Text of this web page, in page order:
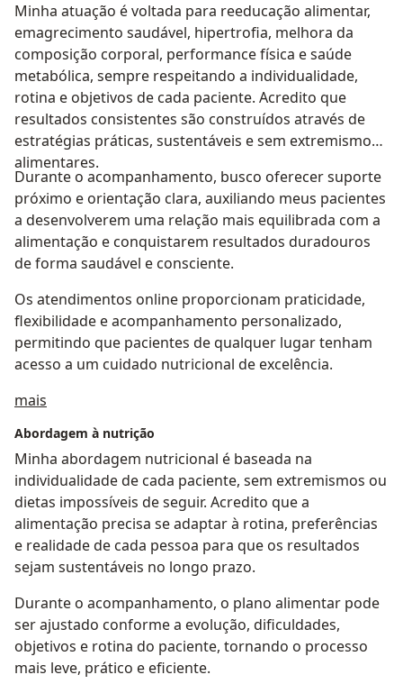
Minha atuação é voltada para reeducação alimentar,
emagrecimento saudável, hipertrofia, melhora da
composição corporal, performance física e saúde
metabólica, sempre respeitando a individualidade,
rotina e objetivos de cada paciente. Acredito que
resultados consistentes são construídos através de
estratégias práticas, sustentáveis e sem extremismos
alimentares.
Durante o acompanhamento, busco oferecer suporte
próximo e orientação clara, auxiliando meus pacientes
a desenvolverem uma relação mais equilibrada com a
alimentação e conquistarem resultados duradouros
de forma saudável e consciente.
Os atendimentos online proporcionam praticidade,
flexibilidade e acompanhamento personalizado,
permitindo que pacientes de qualquer lugar tenham
acesso a um cuidado nutricional de excelência.
mais
Abordagem à nutrição
Minha abordagem nutricional é baseada na
individualidade de cada paciente, sem extremismos ou
dietas impossíveis de seguir. Acredito que a
alimentação precisa se adaptar à rotina, preferências
e realidade de cada pessoa para que os resultados
sejam sustentáveis no longo prazo.
Durante o acompanhamento, o plano alimentar pode
ser ajustado conforme a evolução, dificuldades,
objetivos e rotina do paciente, tornando o processo
mais leve, prático e eficiente.